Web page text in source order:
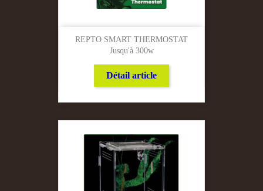
REPTO SMART THERMOSTAT
Jusqu'à 300w
Détail article